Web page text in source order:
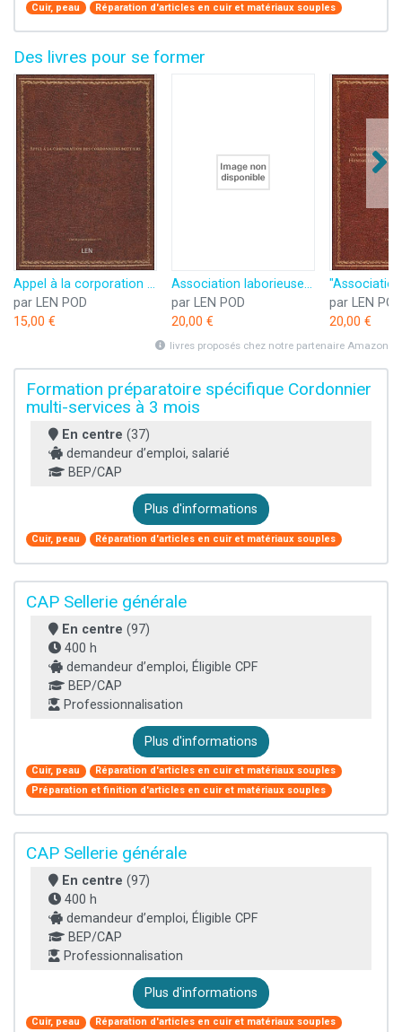
Cuir, peau Réparation d'articles en cuir et matériaux souples
Des livres pour se former
Appel à la corporation des cordonniers bottiers
par LEN POD
15,00 €
Association laborieuse et fraternelle des ouvriers cordonniers bottiers [édition ]
par LEN POD
20,00 €
par LEN POD
20,00 €
livres proposés chez notre partenaire Amazon
Formation préparatoire spécifique Cordonnier
multi-services à 3 mois
En centre (37)
demandeur d’emploi, salarié
BEP/CAP
Plus d'informations
Cuir, peau Réparation d'articles en cuir et matériaux souples
CAP Sellerie générale
En centre (97)
400 h
demandeur d’emploi, Éligible CPF
BEP/CAP
Professionnalisation
Plus d'informations
Cuir, peau
Réparation d'articles en cuir et matériaux souples
Préparation et finition d'articles en cuir et matériaux souples
CAP Sellerie générale
En centre (97)
400 h
demandeur d’emploi, Éligible CPF
BEP/CAP
Professionnalisation
Plus d'informations
Cuir, peau Réparation d'articles en cuir et matériaux souples